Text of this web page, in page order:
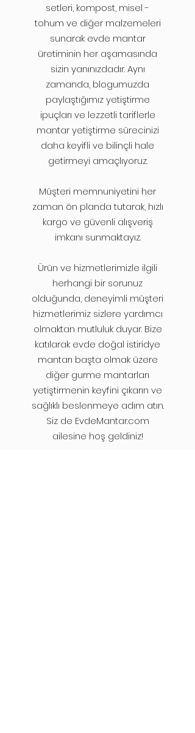
setleri, kompost, misel -
tohum ve diğer malzemeleri
sunarak evde mantar
üretiminin her aşamasında
sizin yanınızdadır. Aynı
zamanda, blogumuzda
paylaştığımız yetiştirme
ipuçları ve lezzetli tariflerle
mantar yetiştirme sürecinizi
daha keyifli ve bilinçli hale
getirmeyi amaçlıyoruz.
Müşteri memnuniyetini her
zaman ön planda tutarak, hızlı
kargo ve güvenli alışveriş
imkanı sunmaktayız.
Ürün ve hizmetlerimizle ilgili
herhangi bir sorunuz
olduğunda, deneyimli müşteri
hizmetlerimiz sizlere yardımcı
olmaktan mutluluk duyar. Bize
katılarak evde doğal istiridye
mantarı başta olmak üzere
diğer gurme mantarları
yetiştirmenin keyfini çıkarın ve
sağlıklı beslenmeye adım atın.
Siz de EvdeMantar.com
ailesine hoş geldiniz!